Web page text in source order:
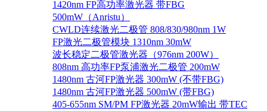
1420nm FP高功率激光器 带FBG
500mW（Anristu）
CWLD连续激光二极管 808/830/980nm 1W
FP激光二极管模块 1310nm 30mW
波长稳定二极管激光器（976nm 200W）
808nm 高功率FP泵浦激光二极管 200mW
1480nm 古河FP激光器 300mW (不带FBG)
1480nm 古河FP激光器 500mW (带FBG)
405-655nm SM/PM FP激光器 20mW输出 带TEC